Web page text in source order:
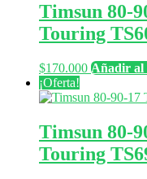
Timsun 80-
Touring
$170.000 Añadir al
¡Oferta!
Timsun 80-
Touring